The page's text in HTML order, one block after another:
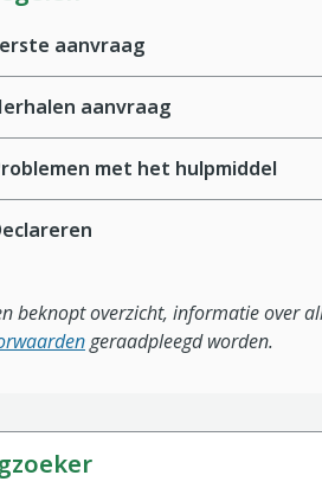
aanvraag
aanvraag
met het hulpmiddel
beknopt overzicht, informatie over
geraadpleegd worden.